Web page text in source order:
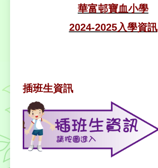
華富邨寶血小學
2024-2025入學資訊
插班生資訊